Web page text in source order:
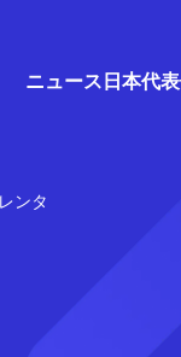
ニュース 日本代表
ンタ